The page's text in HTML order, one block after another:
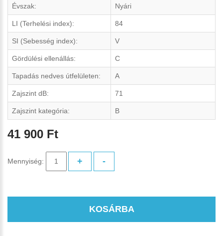
Évszak: Nyári
LI (Terhelési index): 84
SI (Sebesség index): V
Gördülési ellenállás: C
Tapadás nedves útfelületen: A
Zajszint dB: 71
Zajszint kategória: B
41 900 Ft
Mennyiség: + -
KOSÁRBA